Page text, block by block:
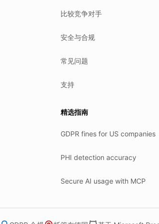
比较竞争对手
安全与合规
常见问题
支持
精选指南
GDPR fines for US companies
PHI detection accuracy
Secure AI usage with MCP